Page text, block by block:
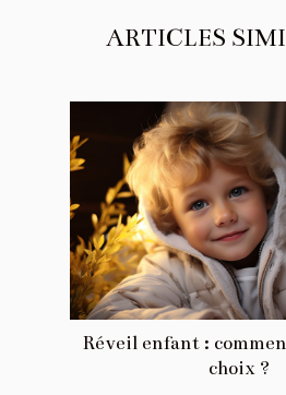
ARTICLES
Réveil enfant :
choix ?